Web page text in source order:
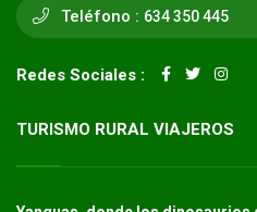
Teléfono : 634 350 445
Redes Sociales :
TURISMO RURAL VIAJEROS